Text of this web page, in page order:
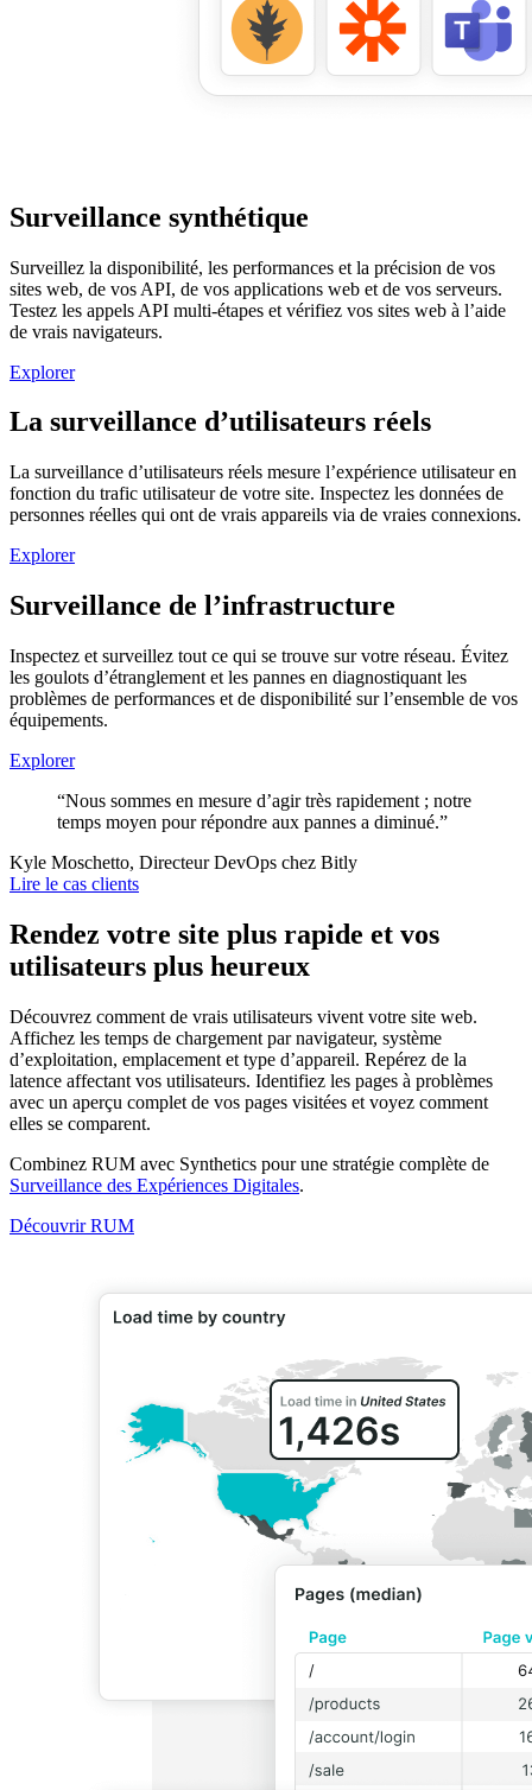
Surveillance synthétique
Surveillez la disponibilité, les performances et la précision de vos
sites web, de vos API, de vos applications web et de vos serveurs.
Testez les appels API multi-étapes et vérifiez vos sites web à l’aide
de vrais navigateurs.
Explorer
La surveillance d’utilisateurs réels
La surveillance d’utilisateurs réels mesure l’expérience utilisateur en
fonction du trafic utilisateur de votre site. Inspectez les données de
personnes réelles qui ont de vrais appareils via de vraies connexions.
Explorer
Surveillance de l’infrastructure
Inspectez et surveillez tout ce qui se trouve sur votre réseau. Évitez
les goulots d’étranglement et les pannes en diagnostiquant les
problèmes de performances et de disponibilité sur l’ensemble de vos
équipements.
Explorer
“Nous sommes en mesure d’agir très rapidement ; notre
temps moyen pour répondre aux pannes a diminué.”
Kyle Moschetto, Directeur DevOps chez Bitly
Lire le cas clients
Rendez votre site plus rapide et vos
utilisateurs plus heureux
Découvrez comment de vrais utilisateurs vivent votre site web.
Affichez les temps de chargement par navigateur, système
d’exploitation, emplacement et type d’appareil. Repérez de la
latence affectant vos utilisateurs. Identifiez les pages à problèmes
avec un aperçu complet de vos pages visitées et voyez comment
elles se comparent.
Combinez RUM avec Synthetics pour une stratégie complète de
Surveillance des Expériences Digitales.
Découvrir RUM